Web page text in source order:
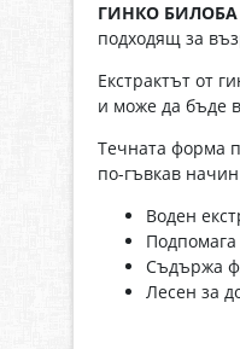
ГИНКО БИЛОБА
подходящ за
Екстрактът от
и може да бъде
Течната форма
по-гъвкав
Воден
Съдържа
Лесен за